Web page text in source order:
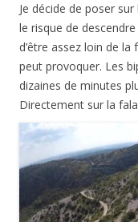
Je décide de poser
le risque de
d’être assez loin de la
peut provoquer. Les
dizaines de minutes
Directement sur la